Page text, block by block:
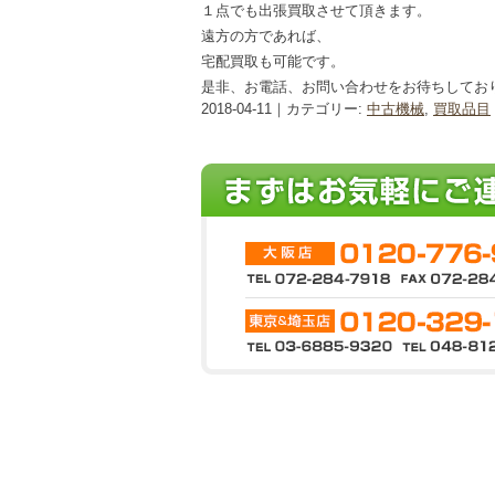
１点でも出張買取させて頂きます。
遠方の方であれば、
宅配買取も可能です。
是非、お電話、お問い合わせをお待ちしてお
2018-04-11｜カテゴリー: 中古機械, 買取品目